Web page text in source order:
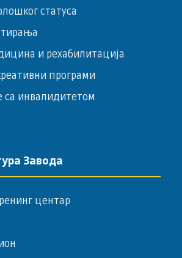
статуса
и рехабилитација
програми
са инвалидитетом
Завода
центар